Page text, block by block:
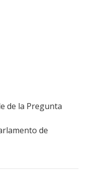
de la Pregunta
de